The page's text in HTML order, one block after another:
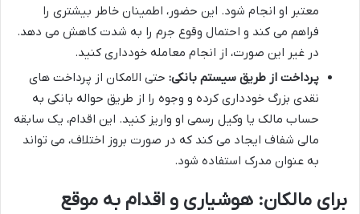
معتبر او انجام شود. این حضور، اطمینان خاطر بیشتری را
فراهم می کند و احتمال وقوع جرم را به شدت کاهش می دهد.
در غیر این صورت، از انجام معامله خودداری کنید.
پرداخت از طریق سیستم بانکی: حتی الامکان از پرداخت های
نقدی بزرگ خودداری کرده و وجوه را از طریق حواله بانکی به
حساب مالک یا وکیل رسمی او واریز کنید. این اقدام، یک سابقه
مالی شفاف ایجاد می کند که در صورت بروز اختلاف، می تواند
به عنوان مدرک استفاده شود.
برای مالکان: هوشیاری و اقدام به موقع